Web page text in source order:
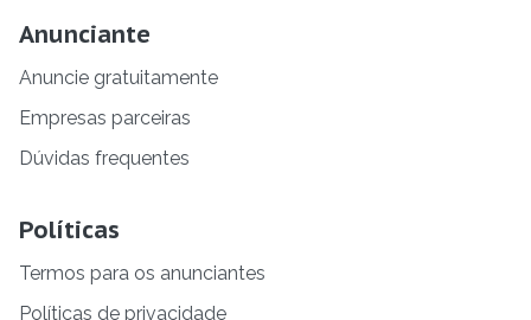
Anunciante
Anuncie gratuitamente
Empresas parceiras
Dúvidas frequentes
Políticas
Termos para os anunciantes
Políticas de privacidade